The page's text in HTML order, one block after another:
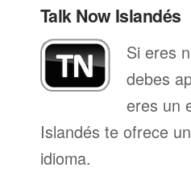
Talk Now Islandés
Si eres
debes
eres un
Islandés te ofrece
idioma.